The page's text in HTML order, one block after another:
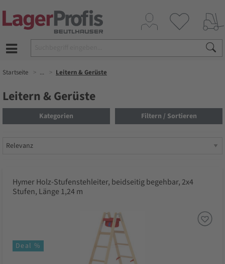
Startseite ... Leitern & Gerüste
Leitern & Gerüste
Kategorien Filtern / Sortieren
Hymer Holz-Stufenstehleiter, beidseitig begehbar, 2x4
Stufen, Länge 1,24 m
Deal %